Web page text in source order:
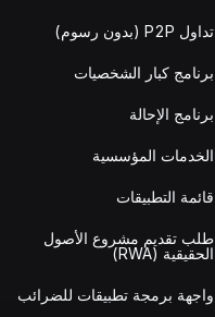
تداول P2P (بدون رسوم)
برنامج كبار الشخصيات
برنامج الإحالة
الخدمات المؤسسية
قائمة التطبيقات
طلب تقديم مشروع الأصول
الحقيقية (RWA)
واجهة برمجة تطبيقات للضرائب